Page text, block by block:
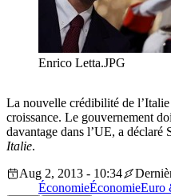
Enrico Letta.JPG
La nouvelle crédibilité de
croissance. Le gouvernement
davantage dans l’UE, a déclaré
Italie.
Aug 2, 2013 - 10:34
ÉconomieÉconomieEuro